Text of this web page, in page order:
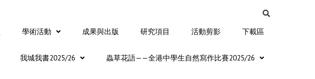
學術活動 成果與出版 研究項目 活動剪影 下載區
我城我書2025/26 蟲草花語——全港中學生自然寫作比賽2025/26